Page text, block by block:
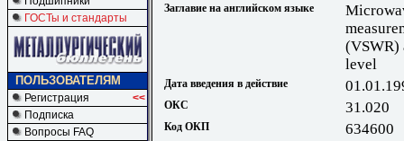
ГОСТы и стандарты
ПОЛЬЗОВАТЕЛЯМ
Регистрация
<<
Подписка
Вопросы FAQ
Заглавие на английском языке
(VSWR)
level
Дата введения в действие
ОКС 31.020
Код ОКП 634600